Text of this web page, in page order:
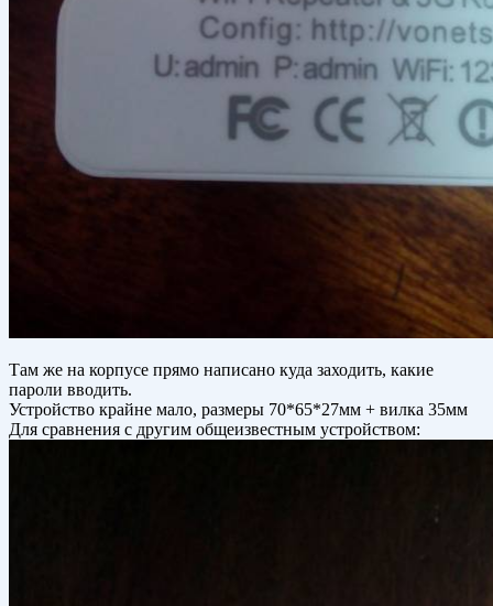
Там же на корпусе прямо написано куда заходить, какие
пароли вводить.
Устройство крайне мало, размеры 70*65*27мм + вилка 35мм
Для сравнения с другим общеизвестным устройством: